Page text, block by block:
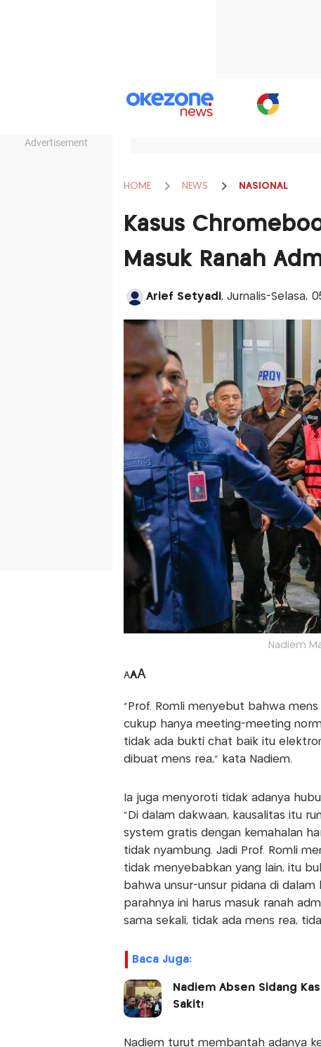
Advertisement
HOME NEWS NASIONAL
Kasus
Masuk Ranah
Arief Setyadi, Jurnalis-Selasa,
Nadiem
AAA
“Prof. Romli menyebut bahwa
cukup hanya meeting-meeting
tidak ada bukti chat baik itu
dibuat mens rea,” kata Nadiem.
Ia juga menyoroti tidak adanya
“Di dalam dakwaan, kausalitas itu
system gratis dengan kemahalan
tidak nyambung. Jadi Prof. Romli
tidak menyebabkan yang lain, itu
bahwa unsur-unsur pidana di dalam
parahnya ini harus masuk ranah
sama sekali, tidak ada mens rea,
Baca Juga:
Nadiem Absen Sidang
Sakit!
Nadiem turut membantah adanya